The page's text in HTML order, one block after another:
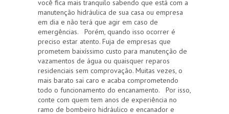
você fica mais tranquilo sabendo que está com a
manutenção hidráulica de sua casa ou empresa
em dia e não terá que agir em caso de
emergências. Porém, quando isso ocorrer é
preciso estar atento. Fuja de empresas que
prometem baixíssimo custo para manutenção de
vazamentos de água ou quaisquer reparos
residenciais sem comprovação. Muitas vezes, o
mais barato sai caro e acaba comprometendo
todo o funcionamento do encanamento. Por isso,
conte com quem tem anos de experiência no
ramo de bombeiro hidráulico e encanador e